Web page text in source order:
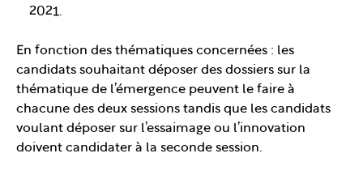
2021.
En fonction des thématiques concernées : les
candidats souhaitant déposer des dossiers sur la
thématique de l’émergence peuvent le faire à
chacune des deux sessions tandis que les candidats
voulant déposer sur l’essaimage ou l’innovation
doivent candidater à la seconde session.